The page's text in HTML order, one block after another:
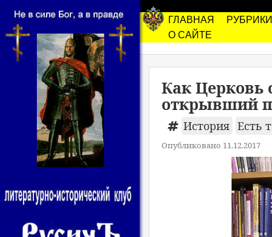
ГЛАВНАЯ
РУБРИКИ
О САЙТЕ
Как Церковь
открывший
История Есть
Опубликовано 11.12.2017